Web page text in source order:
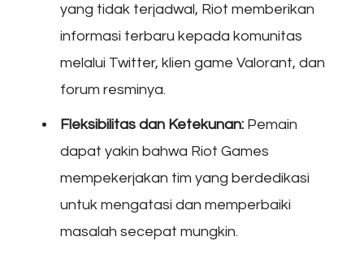
yang tidak terjadwal, Riot memberikan
informasi terbaru kepada komunitas
melalui Twitter, klien game Valorant, dan
forum resminya.
Fleksibilitas dan Ketekunan: Pemain
dapat yakin bahwa Riot Games
mempekerjakan tim yang berdedikasi
untuk mengatasi dan memperbaiki
masalah secepat mungkin.